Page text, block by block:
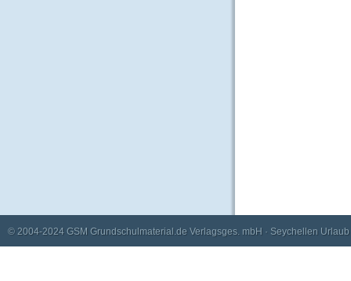
© 2004-2024 GSM Grundschulmaterial.de Verlagsges. mbH · Seychellen Urlaub